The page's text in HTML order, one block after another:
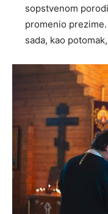
sopstvenom
promenio
sada, kao